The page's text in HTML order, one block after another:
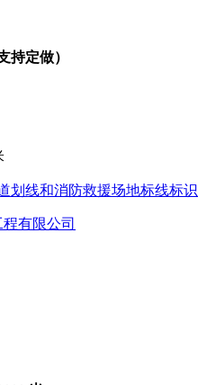
持定做）
划线和消防救援场地标线标识
有限公司